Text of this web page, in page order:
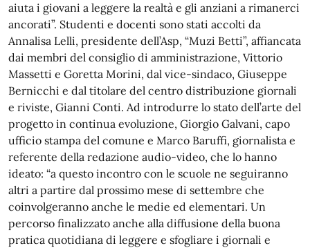
aiuta i giovani a leggere la realtà e gli anziani a rimanerci
ancorati”. Studenti e docenti sono stati accolti da
Annalisa Lelli, presidente dell’Asp, “Muzi Betti”, affiancata
dai membri del consiglio di amministrazione, Vittorio
Massetti e Goretta Morini, dal vice-sindaco, Giuseppe
Bernicchi e dal titolare del centro distribuzione giornali
e riviste, Gianni Conti. Ad introdurre lo stato dell’arte del
progetto in continua evoluzione, Giorgio Galvani, capo
ufficio stampa del comune e Marco Baruffi, giornalista e
referente della redazione audio-video, che lo hanno
ideato: “a questo incontro con le scuole ne seguiranno
altri a partire dal prossimo mese di settembre che
coinvolgeranno anche le medie ed elementari. Un
percorso finalizzato anche alla diffusione della buona
pratica quotidiana di leggere e sfogliare i giornali e